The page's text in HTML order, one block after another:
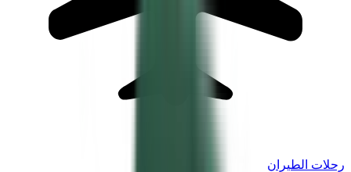
رحلات الطيران